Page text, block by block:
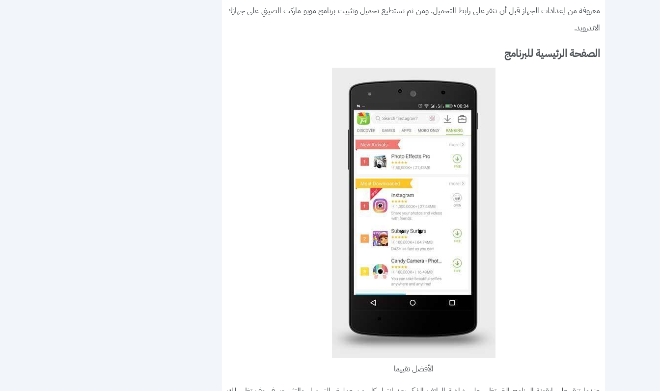
معروفة من إعدادات الجهاز قبل أن تنقر على رابط التحميل. ومن ثم تستطيع تحميل وتثبيت برنامج موبو ماركت الصيني على جهازك
الاندرويد.
الصفحة الرئيسية للبرنامج
الأفضل تقييما